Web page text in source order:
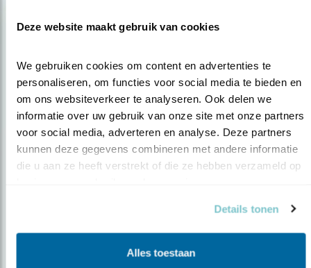
Deze website maakt gebruik van cookies
We gebruiken cookies om content en advertenties te
personaliseren, om functies voor social media te bieden en
om ons websiteverkeer te analyseren. Ook delen we
informatie over uw gebruik van onze site met onze partners
voor social media, adverteren en analyse. Deze partners
kunnen deze gegevens combineren met andere informatie
die u aan ze heeft verstrekt of die ze hebben verzameld op
Details tonen
Alles toestaan
Op de hoogte blijven?
Meld je aan en ontvang nieuws, inspiratie, acties en tips
over vogels en activiteiten van Vogelbescherming.